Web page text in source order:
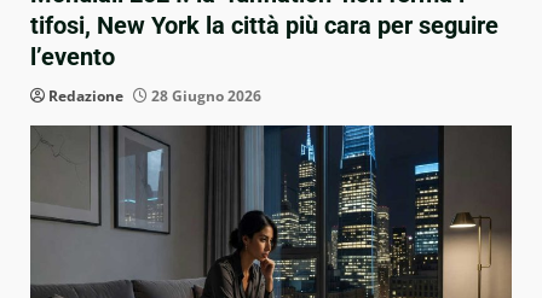
tifosi, New York la città più cara per seguire
l’evento
Redazione 28 Giugno 2026